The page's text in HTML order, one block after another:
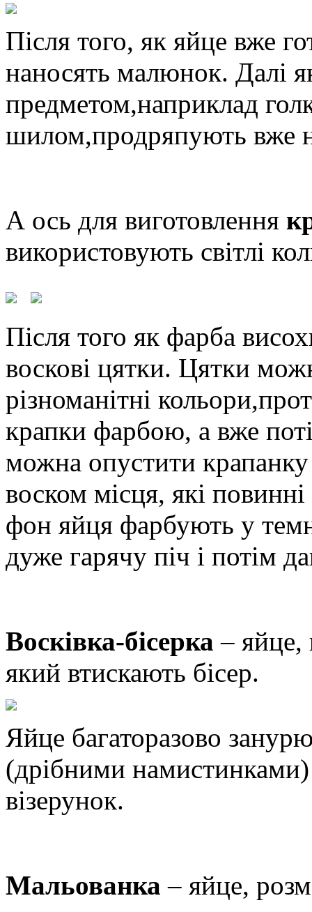
Після того, як яйце вже
наносять малюнок. Далі
предметом,наприклад
шилом,продряпують вже
А ось для виготовлення
використовують світлі
Після того як фарба
воскові цятки. Цятки
різноманітні
крапки фарбою, а вже
можна опустити
воском місця, які
фон яйця фарбують у
дуже гарячу піч і потім
Восківка-бісерка – яйце,
який втискають бісер.
Яйце багаторазово
(дрібними
візерунок.
Мальованка– яйце,